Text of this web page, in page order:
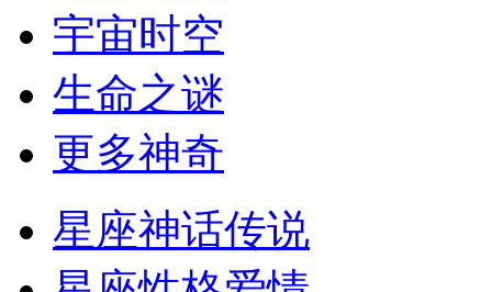
宇宙时空
生命之谜
更多神奇
星座神话传说